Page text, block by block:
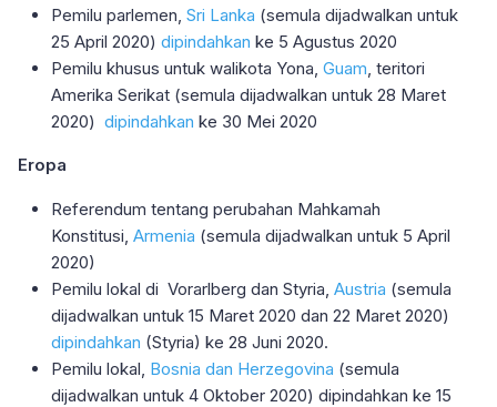
Pemilu parlemen, Sri Lanka (semula dijadwalkan untuk
25 April 2020) dipindahkan ke 5 Agustus 2020
Pemilu khusus untuk walikota Yona, Guam , teritori
Amerika Serikat (semula dijadwalkan untuk 28 Maret
2020) dipindahkan ke 30 Mei 2020
Eropa
Referendum tentang perubahan Mahkamah
Konstitusi, Armenia (semula dijadwalkan untuk 5 April
2020)
Pemilu lokal di Vorarlberg dan Styria, Austria (semula
dijadwalkan untuk 15 Maret 2020 dan 22 Maret 2020)
dipindahkan (Styria) ke 28 Juni 2020.
Pemilu lokal, Bosnia dan Herzegovina (semula
dijadwalkan untuk 4 Oktober 2020) dipindahkan ke 15